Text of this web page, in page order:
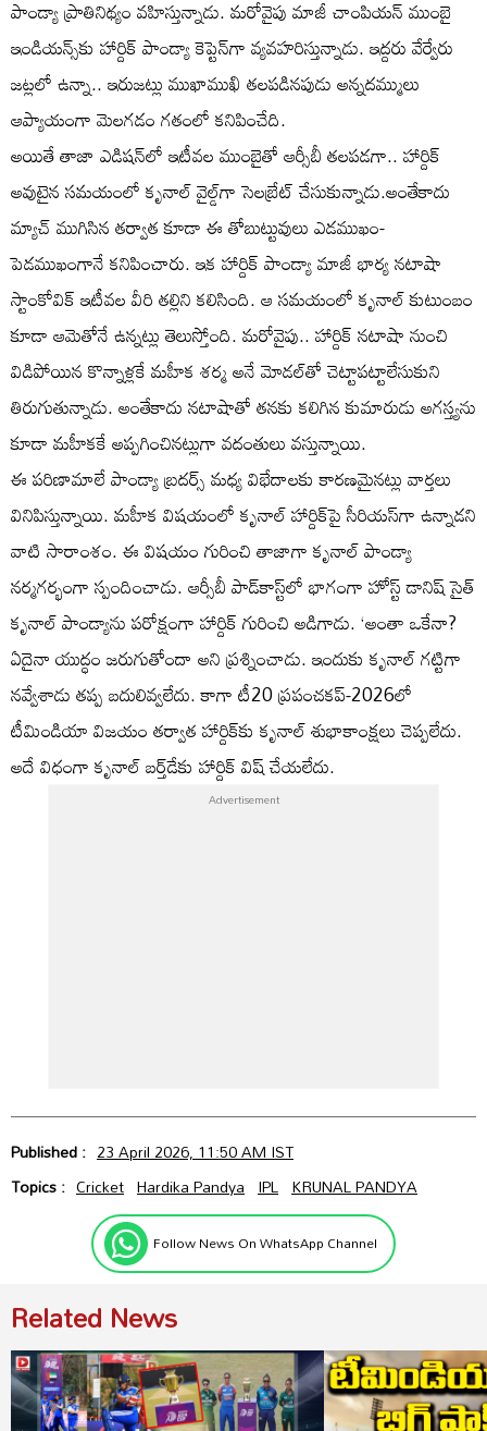
పాండ్యా ప్రాతినిథ్యం వహిస్తున్నాడు. మరోవైపు మాజీ చాంపియన్‌ ముంబై
ఇండియన్స్‌కు హార్దిక్‌ పాండ్యా కెప్టెన్‌గా వ్యవహరిస్తున్నాడు. ఇద్దరు వేర్వేరు
జట్లలో ఉన్నా.. ఇరుజట్లు ముఖాముఖి తలపడినపుడు అన్నదమ్ములు
ఆప్యాయంగా మెలగడం గతంలో కనిపించేది.
అయితే తాజా ఎడిషన్‌లో ఇటీవల ముంబైతో ఆర్సీబీ తలపడగా.. హార్దిక్‌
అవుటైన సమయంలో కృనాల్‌ వైల్డ్‌గా సెలబ్రేట్‌ చేసుకున్నాడు.అంతేకాదు
మ్యాచ్‌ ముగిసిన తర్వాత కూడా ఈ తోబుట్టువులు ఎడముఖం-
పెడముఖంగానే కనిపించారు. ఇక హార్దిక్‌ పాండ్యా మాజీ భార్య నటాషా
స్టాంకోవిక్‌ ఇటీవల వీరి తల్లిని కలిసింది. ఆ సమయంలో కృనాల్‌ కుటుంబం
కూడా ఆమెతోనే ఉన్నట్లు తెలుస్తోంది. మరోవైపు.. హార్దిక్‌ నటాషా నుంచి
విడిపోయిన కొన్నాళ్లకే మహీక శర్మ అనే మోడల్‌తో చెట్టాపట్టాలేసుకుని
తిరుగుతున్నాడు. అంతేకాదు నటాషాతో తనకు కలిగిన కుమారుడు అగస్త్యను
కూడా మహీకకే అప్పగించినట్లుగా వదంతులు వస్తున్నాయి.
ఈ పరిణామాలే పాండ్యా బ్రదర్స్‌ మధ్య విభేదాలకు కారణమైనట్లు వార్తలు
వినిపిస్తున్నాయి. మహీక విషయంలో కృనాల్‌ హార్దిక్‌పై సీరియస్‌గా ఉన్నాడని
వాటి సారాంశం. ఈ విషయం గురించి తాజాగా కృనాల్‌ పాండ్యా
నర్మగర్భంగా స్పందించాడు. ఆర్సీబీ పాడ్‌కాస్ట్‌లో భాగంగా హోస్ట్‌ డానిష్‌ సైత్‌
కృనాల్‌ పాండ్యాను పరోక్షంగా హార్దిక్‌ గురించి అడిగాడు. ‘అంతా ఒకేనా?
ఏదైనా యుద్ధం జరుగుతోందా అని ప్రశ్నించాడు. ఇందుకు కృనాల్‌ గట్టిగా
నవ్వేశాడు తప్ప బదులివ్వలేదు. కాగా టీ20 ప్రపంచకప్‌-2026లో
టీమిండియా విజయం తర్వాత హార్దిక్‌కు కృనాల్‌ శుభాకాంక్షలు చెప్పలేదు.
అదే విధంగా కృనాల్‌ బర్త్‌డేకు హార్దిక్‌ విష్‌ చేయలేదు.
Published : 23 April 2026, 11:50 AM IST
Topics : Cricket Hardika Pandya IPL KRUNAL PANDYA
Follow News On WhatsApp Channel
Related News